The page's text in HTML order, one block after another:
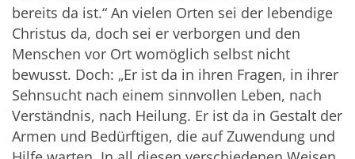
bereits da ist.“ An vielen Orten sei der lebendige
Christus da, doch sei er verborgen und den
Menschen vor Ort womöglich selbst nicht
bewusst. Doch: „Er ist da in ihren Fragen, in ihrer
Sehnsucht nach einem sinnvollen Leben, nach
Verständnis, nach Heilung. Er ist da in Gestalt der
Armen und Bedürftigen, die auf Zuwendung und